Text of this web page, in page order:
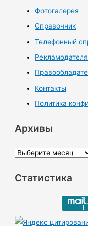
Фотогалерея
Справочник
Телефонный
Контакты
Политика
Архивы
А
х
ы
Статистика